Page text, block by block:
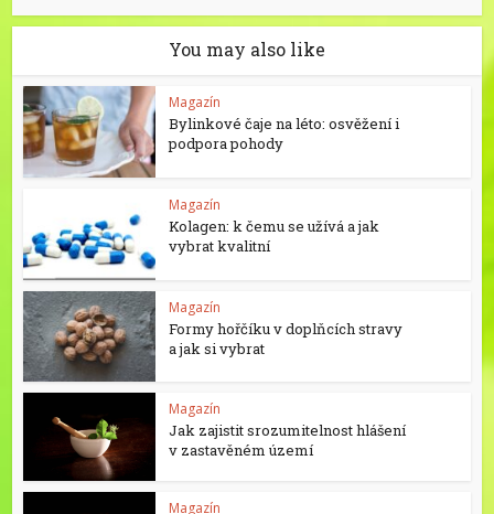
You may also like
Magazín
Bylinkové čaje na léto: osvěžení i
podpora pohody
Magazín
Kolagen: k čemu se užívá a jak
vybrat kvalitní
Magazín
Formy hořčíku v doplňcích stravy
a jak si vybrat
Magazín
Jak zajistit srozumitelnost hlášení
v zastavěném území
Magazín